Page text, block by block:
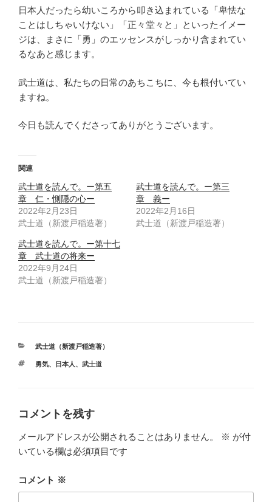
日本人だったら幼いころから叩き込まれている「卑怯な
ことはしちゃいけない」「正々堂々と」といったイメー
ジは、まさに「勇」のエッセンスがしっかり含まれてい
るなあと感じます。
武士道は、私たちの日常のあちこちに、今も根付いてい
ますね。
今日も読んでくださってありがとうございます。
関連
武士道を読んで。ー第五
章 仁・惻隠の心ー
2022年2月23日
武士道（新渡戸稲造著）
武士道を読んで。ー第三
章 義ー
2022年2月16日
武士道（新渡戸稲造著）
武士道を読んで。ー第十七
章 武士道の将来ー
2022年9月24日
武士道（新渡戸稲造著）
カ
ゴ
武士道（新渡戸稲造著）
タ
勇気、 日本人 、 武士道
コメントを残す
メールアドレスが公開されることはありません。 ※ が付
いている欄は必須項目です
コメント ※